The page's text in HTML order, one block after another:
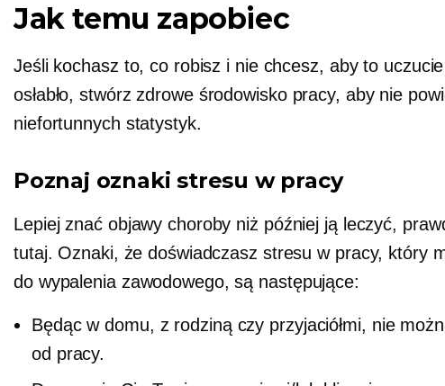
Jak temu zapobiec
Jeśli kochasz to, co robisz i nie chcesz, aby to
osłabło, stwórz zdrowe środowisko pracy, aby nie
niefortunnych statystyk.
Poznaj oznaki stresu w pracy
Lepiej znać objawy choroby niż później ją leczyć,
tutaj. Oznaki, że doświadczasz stresu w pracy, który
do wypalenia zawodowego, są następujące:
Będąc w domu, z rodziną czy przyjaciółmi, nie
od pracy.